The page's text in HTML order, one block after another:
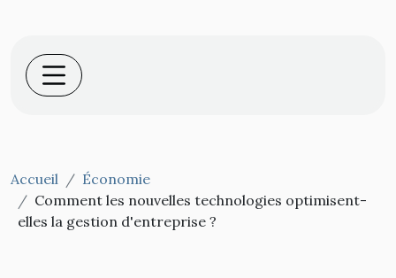
Accueil
Économie
Comment les nouvelles technologies optimisent-
elles la gestion d'entreprise ?